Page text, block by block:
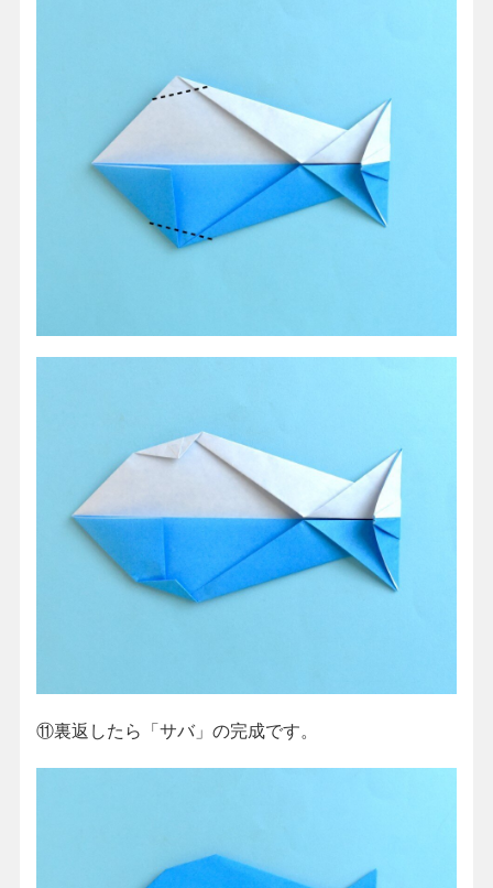
⑪裏返したら「サバ」の完成です。